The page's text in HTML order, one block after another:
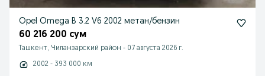
Opel Omega B 3.2 V6 2002 метан/бензин
60 216 200 сум
Ташкент, Чиланзарский район - 07 августа 2026 г.
2002 - 393 000 км